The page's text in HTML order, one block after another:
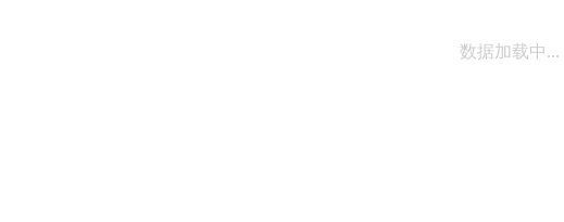
数据加载中...